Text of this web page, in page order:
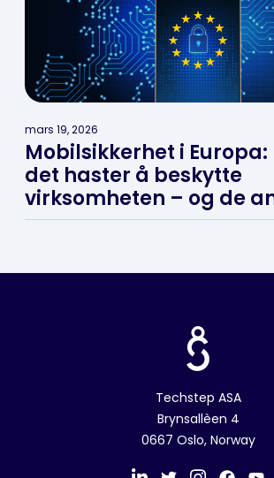
mars 19, 2026
Mobilsikkerhet i
det haster å beskytte
virksomheten – og de
Techstep ASA
Brynsallèen 4
0667 Oslo, Norway